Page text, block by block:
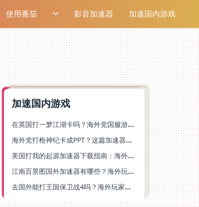
使用番茄 影音加速器 加速国内游戏
加速国内游戏
在英国打一梦江湖卡吗？海外党国服游戏不卡顿的终极解法
海外党打枪神纪卡成PPT？这篇加速器选择指南帮你丝滑上分
美国打我的起源加速器下载指南：海外玩国服游戏不再卡的终极方案
江南百景图国外加速器有哪些？海外玩家亲测好用的选择与避坑指南
去国外能打王国保卫战4吗？海外玩家国服游戏加速全攻略（附公主连结幻想江湖实测）